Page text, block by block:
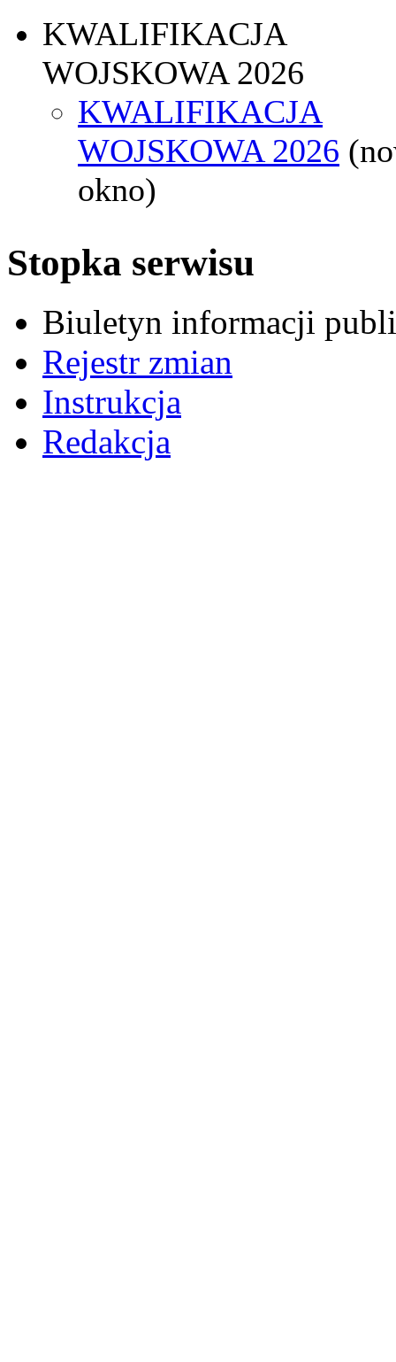
KWALIFIKACJA
WOJSKOWA 2026
KWALIFIKACJA
WOJSKOWA 2026
okno)
Stopka serwisu
Biuletyn informacji
Rejestr zmian
Instrukcja
Redakcja